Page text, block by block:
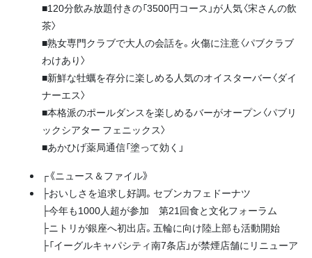
■120分飲み放題付きの「3500円コース」が人気〈宋さんの飲
茶〉
■熟女専門クラブで大人の会話を。火傷に注意〈パブクラブ
わけあり〉
■新鮮な牡蠣を存分に楽しめる人気のオイスターバー〈ダイ
ナーエス〉
■本格派のポールダンスを楽しめるバーがオープン〈パブリ
ックシアター フェニックス〉
■あかひげ薬局通信「塗って効く」
┌《ニュース＆ファイル》
├おいしさを追求し好調。セブンカフェドーナツ
├今年も1000人超が参加 第21回食と文化フォーラム
├ニトリが銀座へ初出店。五輪に向け陸上部も活動開始
├「イーグルキャパシティ南7条店」が禁煙店舗にリニューア